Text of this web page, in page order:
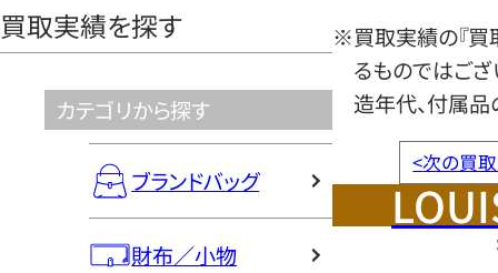
買取実績を探す
カテゴリから探す
ブランドバッグ
財布／小物
※買取実績の『買
るものではござ
造年代、付属品
<次の買